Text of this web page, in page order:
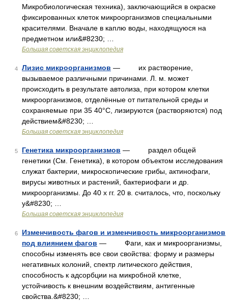
Микробиологическая техника), заключающийся в окраске
фиксированных клеток микроорганизмов специальными
красителями. Вначале в каплю воды, находящуюся на
предметном или&#8230; …
Большая советская энциклопедия
4 Лизис микроорганизмов — их растворение,
вызываемое различными причинами. Л. м. может
происходить в результате автолиза, при котором клетки
микроорганизмов, отделённые от питательной среды и
сохраняемые при 35 40°С, лизируются (растворяются) под
действием&#8230; …
Большая советская энциклопедия
5 Генетика микроорганизмов — раздел общей
генетики (См. Генетика), в котором объектом исследования
служат бактерии, микроскопические грибы, актинофаги,
вирусы животных и растений, бактериофаги и др.
микроорганизмы. До 40 х гг. 20 в. считалось, что, поскольку
у&#8230; …
Большая советская энциклопедия
6
Изменчивость фагов и изменчивость микроорганизмов
под влиянием фагов — Фаги, как и микроорганизмы,
способны изменять все свои свойства: форму и размеры
негативных колоний, спектр литического действия,
способность к адсорбции на микробной клетке,
устойчивость к внешним воздействиям, антигенные
свойства.&#8230; …